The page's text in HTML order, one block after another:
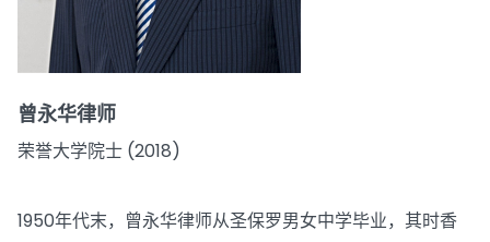
曾永华律师
荣誉大学院士 (2018)
1950年代末，曾永华律师从圣保罗男女中学毕业，其时香